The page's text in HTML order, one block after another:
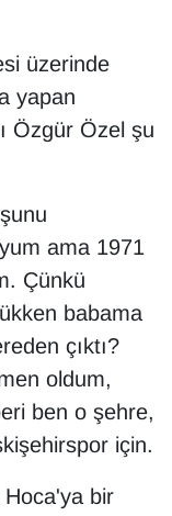
üzerinde
yapan
Özgür Özel şu
ama 1971
Çünkü
babama
çıktı?
oldum,
ben o şehre,
için.
bir